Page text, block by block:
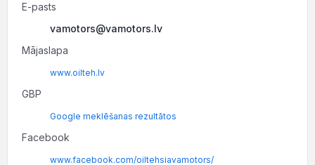
E-pasts
vamotors@vamotors.lv
Mājaslapa
www.oilteh.lv
GBP
Google meklēšanas rezultātos
Facebook
www.facebook.com/oiltehsiavamotors/